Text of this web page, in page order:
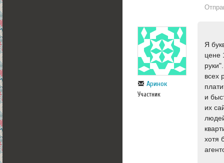
Аринок
Участник
Я
цене
всех
и
их
хотя